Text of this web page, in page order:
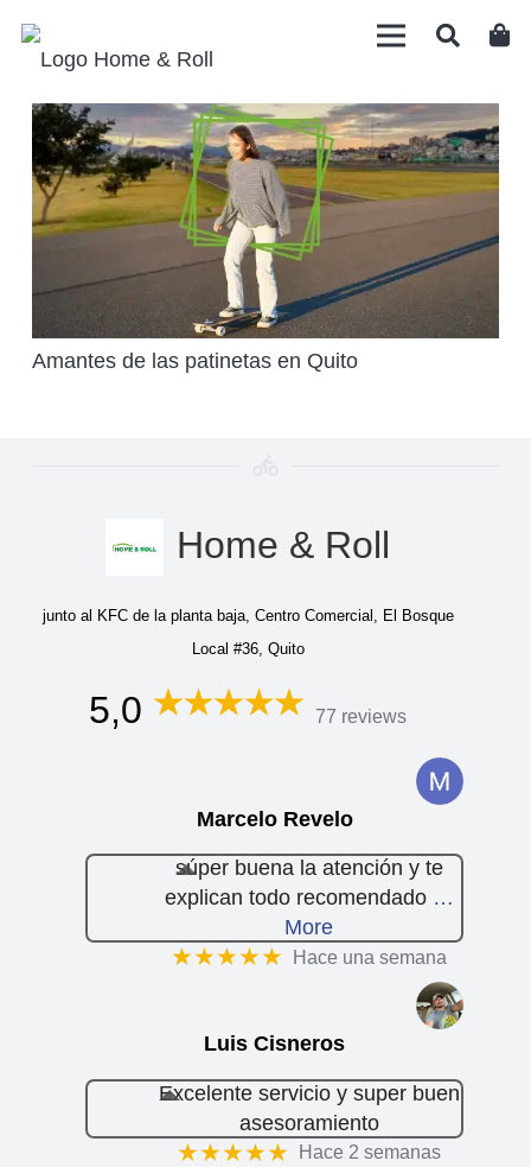
Amantes de las patinetas en Quito
Home & Roll
junto al KFC de la planta baja, Centro Comercial, El Bosque
Local #36, Quito
5,0 77 reviews
Marcelo Revelo
súper buena la atención y te
explican todo recomendado …
More
★★★★★ Hace una semana
Luis Cisneros
Excelente servicio y super buen
asesoramiento
★★★★★ Hace 2 semanas